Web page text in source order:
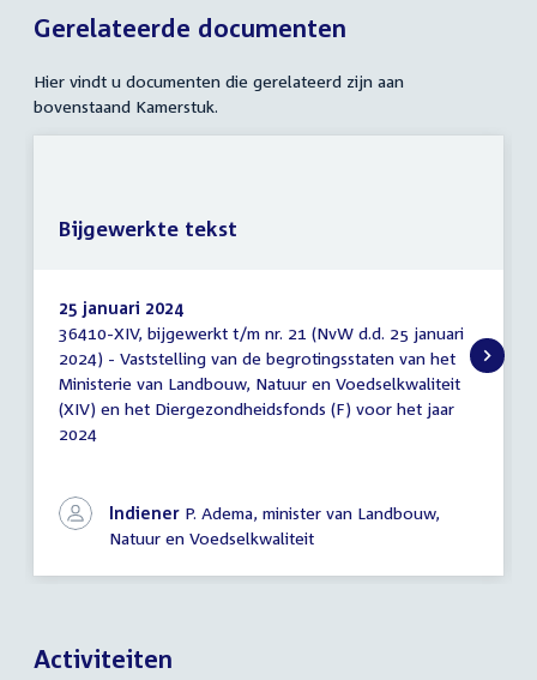
Gerelateerde documenten
Hier vindt u documenten die gerelateerd zijn aan
bovenstaand Kamerstuk.
Bijgewerkte
tekst
25 januari 2024
36410-XIV, bijgewerkt t/m nr. 21 (NvW d.d. 25 januari
2024) - Vaststelling van de begrotingsstaten van het
Ministerie van Landbouw, Natuur en Voedselkwaliteit
(XIV) en het Diergezondheidsfonds (F) voor het jaar
2024
Indiener P. Adema, minister van Landbouw,
Natuur en Voedselkwaliteit
Bijgewerkte tekst
Activiteiten